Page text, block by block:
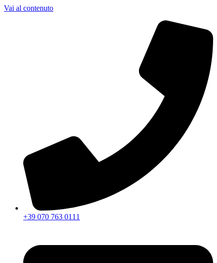
Vai al contenuto
+39 070 763 0111